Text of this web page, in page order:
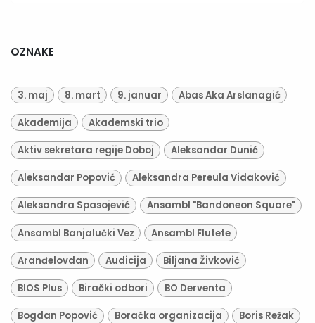
OZNAKE
3. maj 8. mart 9. januar Abas Aka Arslanagić
Akademija Akademski trio
Aktiv sekretara regije Doboj Aleksandar Dunić
Aleksandar Popović Aleksandra Pereula Vidaković
Aleksandra Spasojević Ansambl "Bandoneon Square"
Ansambl Banjalučki Vez Ansambl Flutete
Aranđelovdan Audicija Biljana Živković
BIOS Plus Birački odbori BO Derventa
Bogdan Popović Boračka organizacija Boris Režak